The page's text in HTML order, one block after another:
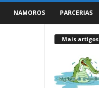
NAMOROS PARCERIAS
Mais artigos